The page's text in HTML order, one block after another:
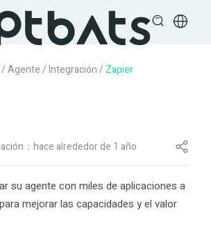
/Agente/Integración/ Zapier
：hace alrededor de 1 año
su agente con miles de aplicaciones a
mejorar las capacidades y el valor